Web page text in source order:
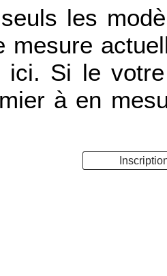
les
mesure
ici. Si le
à en